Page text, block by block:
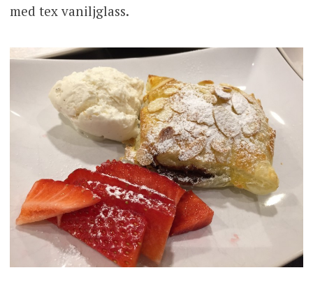
med tex vaniljglass.